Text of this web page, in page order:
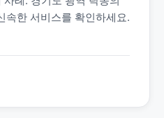
속한 서비스를 확인하세요.